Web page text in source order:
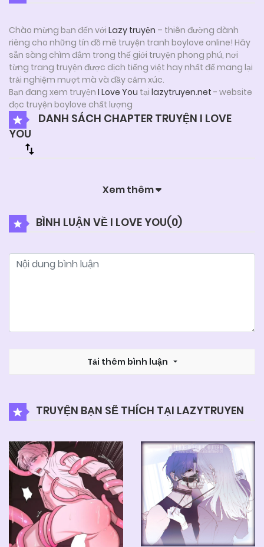
Chào mừng bạn đến với Lazy truyện – thiên đường dành
riêng cho những tín đồ mê truyện tranh boylove online! Hãy
sẵn sàng chìm đắm trong thế giới truyện phong phú, nơi
từng trang truyện được dịch tiếng việt hay nhất để mang lại
trải nghiệm mượt mà và đầy cảm xúc.
Bạn đang xem truyện I Love You tại lazytruyen.net - website
đọc truyện boylove chất lượng
DANH SÁCH CHAPTER TRUYỆN I LOVE
YOU
Xem thêm
BÌNH LUẬN VỀ I LOVE YOU(0)
Tải thêm bình luận
TRUYỆN BẠN SẼ THÍCH TẠI LAZYTRUYEN